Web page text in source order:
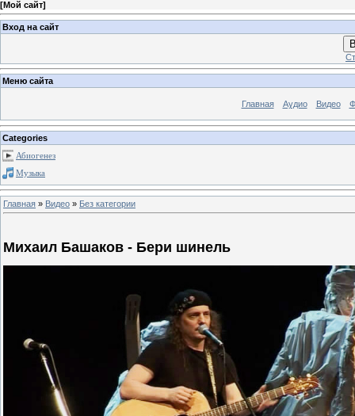
[Мой сайт]
Вход на сайт
Меню сайта
Главная Аудио Видео
Categories
Абиогенез
Музыка
Главная » Видео » Без категории
Михаил Башаков - Бери шинель